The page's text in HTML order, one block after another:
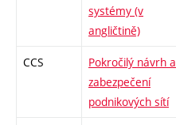
systémy (v
angličtině)
CCS
Pokročilý návrh a
zabezpečení
podnikových sítí